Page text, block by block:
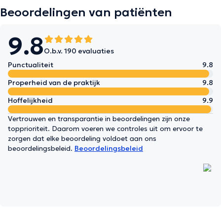
Beoordelingen van patiënten
9.8O.b.v. 190 evaluaties
Punctualiteit
9.8
Properheid van de praktijk
9.8
Hoffelijkheid
9.9
Vertrouwen en transparantie in beoordelingen zijn onze
topprioriteit. Daarom voeren we controles uit om ervoor te
zorgen dat elke beoordeling voldoet aan ons
beoordelingsbeleid. Beoordelingsbeleid